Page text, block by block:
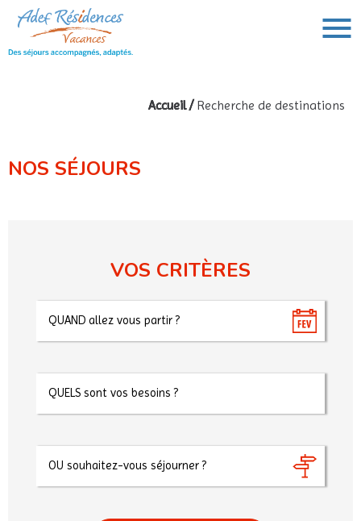
Accueil/Recherche de destinations
NOS SÉJOURS
VOS CRITÈRES
Rechercher :